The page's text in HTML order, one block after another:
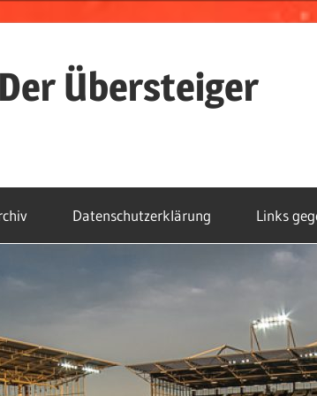
Der Übersteiger
Datenschutzerklärung Links